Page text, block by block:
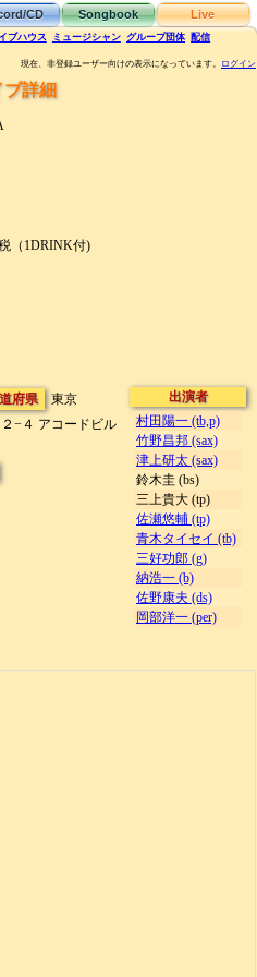
CD Songbook Live
ブハウス ミュージシャン グループ団体 配信
現在、非登録ユーザー向けの表示になっています。 ログイン
ブ詳細
（1DRINK付)
府県
東京
−４ アコードビル
出演者
村田陽一 (tb,p)
竹野昌邦 (sax)
津上研太 (sax)
鈴木圭 (bs)
三上貴大 (tp)
佐瀬悠輔 (tp)
青木タイセイ (tb)
三好功郎 (g)
納浩一 (b)
佐野康夫 (ds)
岡部洋一 (per)